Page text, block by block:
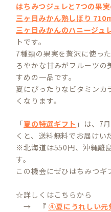
はちみつジュレと7つの果
三ヶ日みかん熟しぼり
三ヶ日みかんのハニージュ
トです。
7種類の果実を贅沢に使った
ろやかな甘みがフルーツ
すめの一品です。
夏にぴったりなビタミンカ
くなります。
「夏の特選ギフト 」は、7
くと、送料無料でお届けい
※北海道は550円、沖縄離
す。
この機会にぜひはちみつギ
☆詳しくはこちらから
→ 『 ④夏にうれしい元